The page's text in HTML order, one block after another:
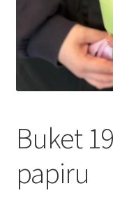
Contact
Corporate gifts
Craft
Create account page
Buket
papiru